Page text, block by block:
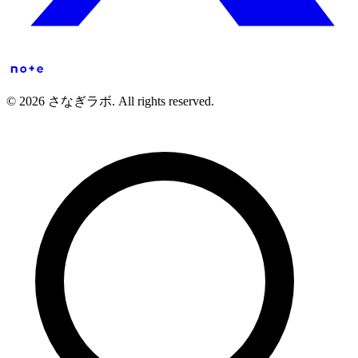
© 2026 さなぎラボ. All rights reserved.